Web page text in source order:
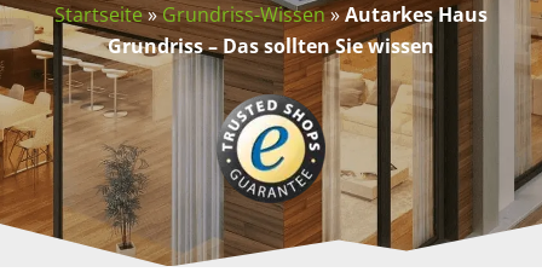
Startseite»Grundriss-Wissen»Autarkes Haus
Grundriss – Das sollten Sie wissen